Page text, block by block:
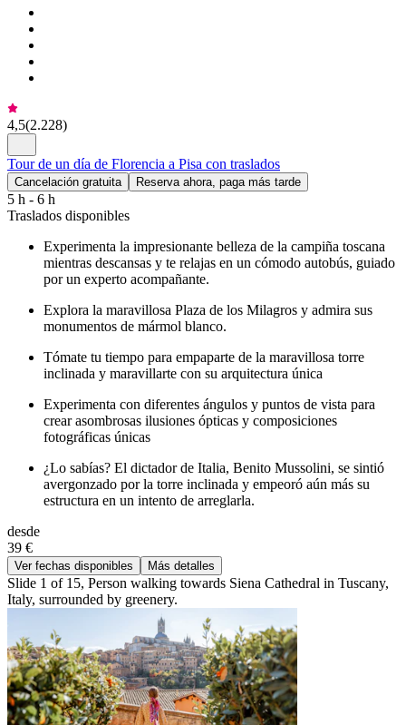
4,5(2.228)
Tour de un día de Florencia a Pisa con traslados
Cancelación gratuita Reserva ahora, paga más tarde
5 h - 6 h
Traslados disponibles
Experimenta la impresionante belleza de la campiña toscana
mientras descansas y te relajas en un cómodo autobús, guiado
por un experto acompañante.
Explora la maravillosa Plaza de los Milagros y admira sus
monumentos de mármol blanco.
Tómate tu tiempo para empaparte de la maravillosa torre
inclinada y maravillarte con su arquitectura única
Experimenta con diferentes ángulos y puntos de vista para
crear asombrosas ilusiones ópticas y composiciones
fotográficas únicas
¿Lo sabías? El dictador de Italia, Benito Mussolini, se sintió
avergonzado por la torre inclinada y empeoró aún más su
estructura en un intento de arreglarla.
desde
39 €
Ver fechas disponibles Más detalles
Slide 1 of 15, Person walking towards Siena Cathedral in Tuscany,
Italy, surrounded by greenery.